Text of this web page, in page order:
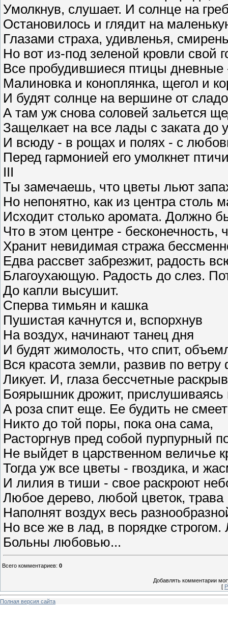
Умолкнув, слушает. И солнце на
Остановилось и глядит на
Глазами страха, удивленья,
Но вот из-под зеленой кровли свой
Все пробудившиеся птицы дневные
Малиновка и коноплянка, щегол и
И будят солнце на вершине от
А там уж снова соловей зальется
Защелкает на все лады с заката до
И всюду - в рощах и полях - с
Перед гармонией его умолкнет
III
Ты замечаешь, что цветы льют
Но непонятно, как из центра столь
Исходит столько аромата. Должно
Что в этом центре - бесконечность,
Хранит невидимая стража
Едва рассвет забрезжит, радость
Благоухающую. Радость до слез.
До капли высушит.
Сперва тимьян и кашка
Пушистая качнутся и, вспорхнув
На воздух, начинают танец дня
И будят жимолость, что спит,
Вся красота земли, развив по ветру
Ликует. И, глаза бессчетные
Боярышник дрожит, прислушиваясь
А роза спит еще. Ее будить не смеет
Никто до той поры, пока она сама,
Расторгнув пред собой пурпурный
Не выйдет в царственном величье
Тогда уж все цветы - гвоздика, и
И лилия в тиши - свое раскроют
Любое дерево, любой цветок, трава
Наполнят воздух весь
Но все же в лад, в порядке
Больны любовью...
Всего комментариев: 0
Добавлять комментарии
[
Полная версия сайта